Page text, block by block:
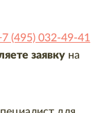
(495) 032-49-41
заявку на